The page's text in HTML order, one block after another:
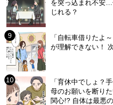
を突っ込まれ不安
じれる？
「自転車借りたよ
が理解できない！
「育休中でしょ？
母のお願いを断り
関心!? 自体は最悪